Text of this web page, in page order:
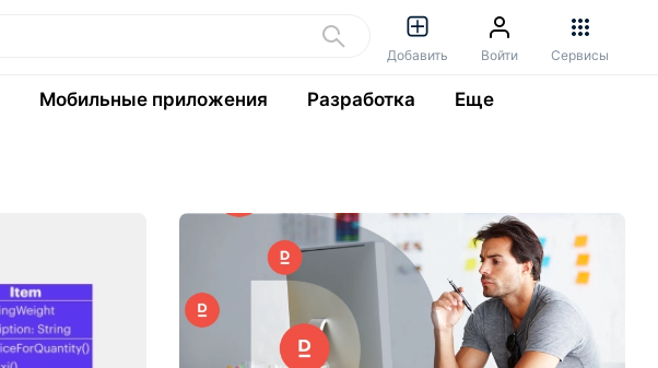
Добавить Войти Сервисы
Мобильные приложения Разработка Еще